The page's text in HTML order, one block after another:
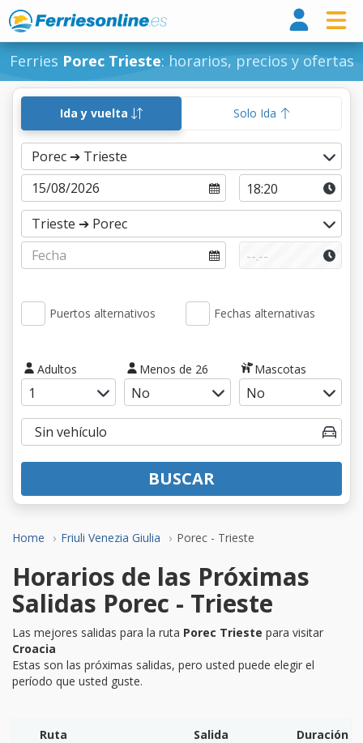
Ferries Porec Trieste: horarios, precios y ofertas
Home Friuli Venezia Giulia Porec - Trieste
Ida y vuelta Solo Ida
Puertos alternativos Fechas alternativas
Adultos Menos de 26 Mascotas
BUSCAR
Horarios de las Próximas
Salidas Porec - Trieste
Las mejores salidas para la ruta Porec Trieste para visitar
Croacia
Estas son las próximas salidas, pero usted puede elegir el
período que usted guste.
Ruta Salida
Duración